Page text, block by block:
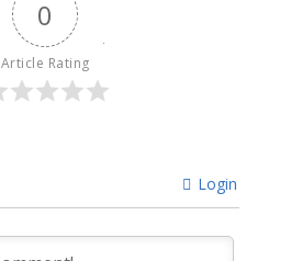
0
Article Rating
Login